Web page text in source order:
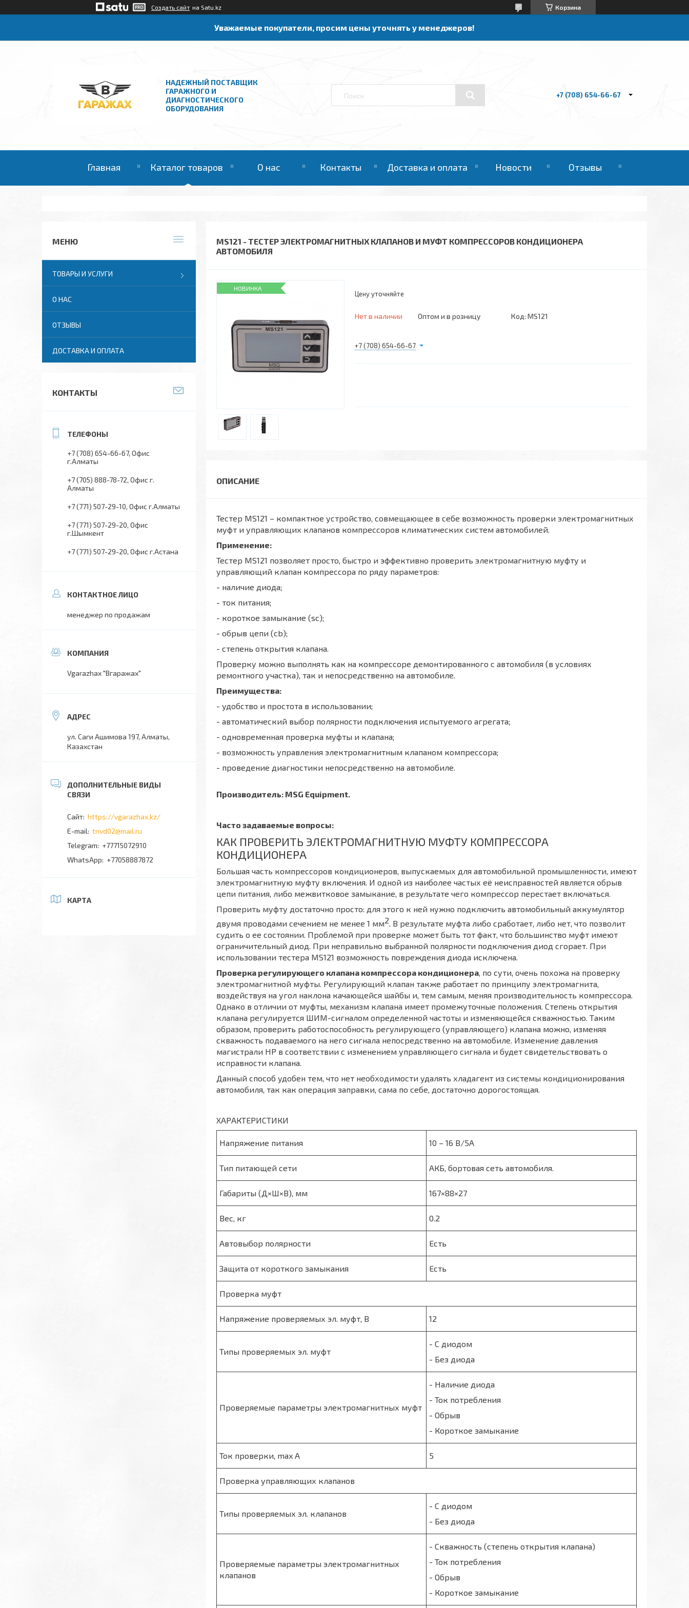
Создать сайт на Satu.kz Корзина
Уважаемые покупатели, просим цены уточнять у менеджеров!
НАДЕЖНЫЙ ПОСТАВЩИК
ГАРАЖНОГО И
ДИАГНОСТИЧЕСКОГО
ОБОРУДОВАНИЯ
+7 (708) 654-66-67
Главная Каталог товаров О нас Контакты Доставка и оплата Новости Отзывы
MS121 - ТЕСТЕР ЭЛЕКТРОМАГНИТНЫХ КЛАПАНОВ И МУФТ КОМПРЕССОРОВ КОНДИЦИОНЕРА
АВТОМОБИЛЯ
НОВИНКА
Цену уточняйте
Нет в наличии Оптом и в розницу Код: MS121
+7 (708) 654-66-67
Тестер MS121 – компактное устройство, совмещающее в себе возможность проверки электромагнитных
муфт и управляющих клапанов компрессоров климатических систем автомобилей.
Применение:
Тестер MS121 позволяет просто, быстро и эффективно проверить электромагнитную муфту и
управляющий клапан компрессора по ряду параметров:
- наличие диода;
- ток питания;
- короткое замыкание (sc);
- обрыв цепи (cb);
- степень открытия клапана.
Проверку можно выполнять как на компрессоре демонтированного с автомобиля (в условиях
ремонтного участка), так и непосредственно на автомобиле.
Преимущества:
- удобство и простота в использовании;
- автоматический выбор полярности подключения испытуемого агрегата;
- одновременная проверка муфты и клапана;
- возможность управления электромагнитным клапаном компрессора;
- проведение диагностики непосредственно на автомобиле.
Производитель: MSG Equipment.
Часто задаваемые вопросы:
КАК ПРОВЕРИТЬ ЭЛЕКТРОМАГНИТНУЮ МУФТУ КОМПРЕССОРА
КОНДИЦИОНЕРА
Большая часть компрессоров кондиционеров, выпускаемых для автомобильной промышленности, имеют
электромагнитную муфту включения. И одной из наиболее частых её неисправностей является обрыв
цепи питания, либо межвитковое замыкание, в результате чего компрессор перестает включаться.
Проверить муфту достаточно просто: для этого к ней нужно подключить автомобильный аккумулятор
двумя проводами сечением не менее 1 мм2. В результате муфта либо сработает, либо нет, что позволит
судить о ее состоянии. Проблемой при проверке может быть тот факт, что большинство муфт имеют
ограничительный диод. При неправильно выбранной полярности подключения диод сгорает. При
использовании тестера MS121 возможность повреждения диода исключена.
Проверка регулирующего клапана компрессора кондиционера, по сути, очень похожа на проверку
электромагнитной муфты. Регулирующий клапан также работает по принципу электромагнита,
воздействуя на угол наклона качающейся шайбы и, тем самым, меняя производительность компрессора.
Однако в отличии от муфты, механизм клапана имеет промежуточные положения. Степень открытия
клапана регулируется ШИМ-сигналом определенной частоты и изменяющейся скважностью. Таким
образом, проверить работоспособность регулирующего (управляющего) клапана можно, изменяя
скважность подаваемого на него сигнала непосредственно на автомобиле. Изменение давления
магистрали HP в соответствии с изменением управляющего сигнала и будет свидетельствовать о
исправности клапана.
Данный способ удобен тем, что нет необходимости удалять хладагент из системы кондиционирования
автомобиля, так как операция заправки, сама по себе, достаточно дорогостоящая.
ХАРАКТЕРИСТИКИ
Напряжение питания 10 – 16 В/5А
Тип питающей сети АКБ, бортовая сеть автомобиля.
Габариты (Д×Ш×В), мм 167×88×27
Вес, кг 0.2
Автовыбор полярности Есть
Защита от короткого замыкания Есть
Проверка муфт
Напряжение проверяемых эл. муфт, В 12
Типы проверяемых эл. муфт
- С диодом
- Без диода
Проверяемые параметры электромагнитных муфт
- Наличие диода
- Ток потребления
- Обрыв
- Короткое замыкание
Ток проверки, max А 5
Проверка управляющих клапанов
Типы проверяемых эл. клапанов
- С диодом
- Без диода
Проверяемые параметры электромагнитных
клапанов
- Скважность (степень открытия клапана)
- Ток потребления
- Обрыв
- Короткое замыкание
ТОВАРЫ И УСЛУГИ
О НАС
ОТЗЫВЫ
ДОСТАВКА И ОПЛАТА
КОНТАКТЫ
+7 (708) 654-66-67 Офис
г.Алматы
+7 (705) 888-78-72 Офис г.
Алматы
+7 (771) 507-29-10 Офис г.Алматы
+7 (771) 507-29-20 Офис
г.Шымкент
+7 (771) 507-29-20 Офис г.Астана
менеджер по продажам
Vgarazhax "Вгаражах"
ул. Саги Ашимова 197, Алматы,
Казахстан
https://vgarazhax.kz/
tnvd02@mail.ru
+77715072910
+77058887872
КАРТА